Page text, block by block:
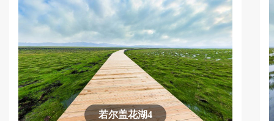
若尔盖花湖4